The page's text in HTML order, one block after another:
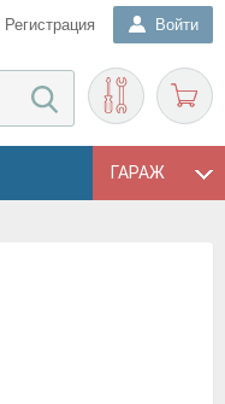
Регистрация Войти
ГАРАЖ